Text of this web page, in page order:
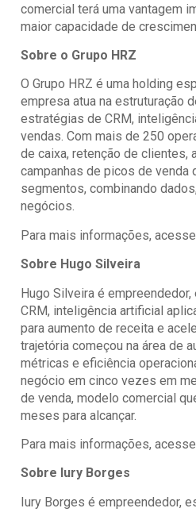
comercial terá uma vantagem
maior capacidade de
Sobre o Grupo HRZ
O Grupo HRZ é uma holding
empresa atua na estruturação
estratégias de CRM,
vendas. Com mais de 250
de caixa, retenção de
campanhas de picos de
segmentos, combinando
negócios.
Para mais informações,
Sobre Hugo Silveira
Hugo Silveira é
CRM, inteligência artificial
para aumento de receita e
trajetória começou na área de
métricas e eficiência
negócio em cinco vezes em
de venda, modelo comercial
meses para alcançar.
Para mais informações,
Sobre Iury Borges
Iury Borges é empreendedor,